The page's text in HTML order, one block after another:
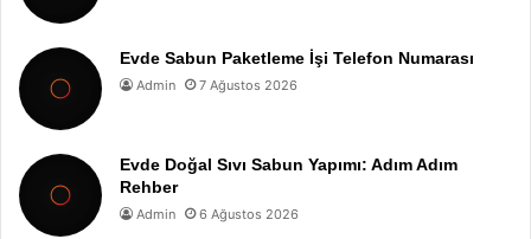
Evde Sabun Paketleme İşi Telefon Numarası
Admin 7 Ağustos 2026
Evde Doğal Sıvı Sabun Yapımı: Adım Adım
Rehber
Admin 6 Ağustos 2026